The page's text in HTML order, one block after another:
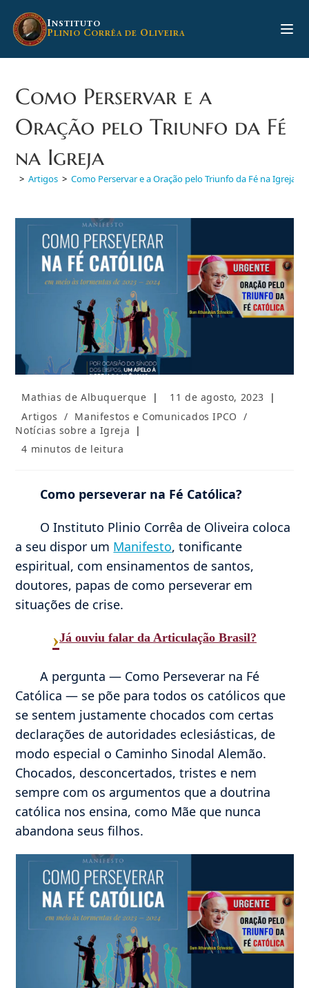
para
INSTITUTO
PLINIO CORRÊA DE OLIVEIRA
Como Perservar e a
Oração pelo Triunfo da Fé
na Igreja
> Artigos > Como Perservar e a Oração pelo Triunfo da Fé na Igreja
Autor
post:
Mathias de Albuquerque
Post
publicado:
11 de agosto, 2023
Categoria
do
Artigos / Manifestos e Comunicados IPCO
/
Notícias sobre a Igreja
Tempo
4 minutos de leitura
Como perseverar na Fé Católica?
O Instituto Plinio Corrêa de Oliveira coloca
a seu dispor um Manifesto, tonificante
espiritual, com ensinamentos de santos,
doutores, papas de como perseverar em
situações de crise.
›Já ouviu falar da Articulação Brasil?
A pergunta — Como Perseverar na Fé
Católica — se põe para todos os católicos que
se sentem justamente chocados com certas
declarações de autoridades eclesiásticas, de
modo especial o Caminho Sinodal Alemão.
Chocados, desconcertados, tristes e nem
sempre com os argumentos que a doutrina
católica nos ensina, como Mãe que nunca
abandona seus filhos.